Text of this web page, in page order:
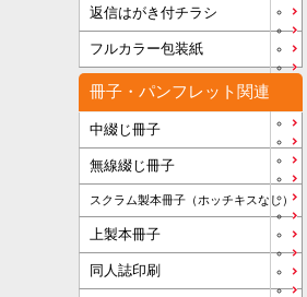
返信はがき付チラシ
フルカラー包装紙
冊子・パンフレット関連
中綴じ冊子
無線綴じ冊子
スクラム製本冊子（ホッチキスなし）
上製本冊子
同人誌印刷